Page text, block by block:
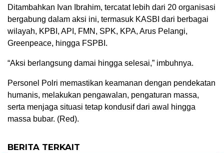
Ditambahkan Ivan Ibrahim, tercatat lebih dari 20 organisasi
bergabung dalam aksi ini, termasuk KASBI dari berbagai
wilayah, KPBI, API, FMN, SPK, KPA, Arus Pelangi,
Greenpeace, hingga FSPBI.
“Aksi berlangsung damai hingga selesai,” imbuhnya.
Personel Polri memastikan keamanan dengan pendekatan
humanis, melakukan pengawalan, pengaturan massa,
serta menjaga situasi tetap kondusif dari awal hingga
massa bubar. (Red).
BERITA TERKAIT